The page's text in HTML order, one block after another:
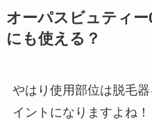
オーパスビュティ
にも使える？
やはり使用部位は脱毛
イントになりますよね！